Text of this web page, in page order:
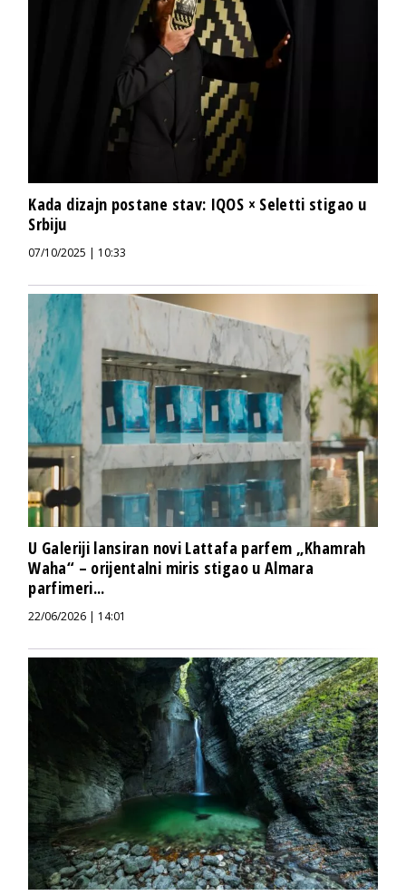
Kada dizajn postane stav: IQOS × Seletti stigao u
Srbiju
07/10/2025 | 10:33
U Galeriji lansiran novi Lattafa parfem „Khamrah
Waha“ – orijentalni miris stigao u Almara
parfimeri...
22/06/2026 | 14:01